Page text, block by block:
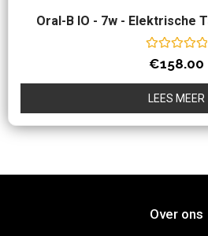
Oral-B IO - 7w - Elektrische
Waardering
0
uit
5
€158.00
LEES MEER
Over ons